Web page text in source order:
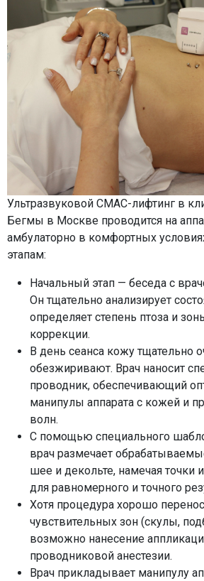
Ультразвуковой СМАС-лифтинг в
Бегмы в Москве проводится на
амбулаторно в комфортных
этапам:
Начальный этап — беседа с
Он тщательно анализирует
определяет степень птоза и
коррекции.
В день сеанса кожу тщательно
обезжиривают. Врач наносит
проводник, обеспечивающий
манипулы аппарата с кожей и
волн.
С помощью специального
врач размечает
шее и декольте, намечая точки
для равномерного и точного
Хотя процедура хорошо
чувствительных зон (скулы,
возможно нанесение
проводниковой анестезии.
Врач прикладывает манипулу